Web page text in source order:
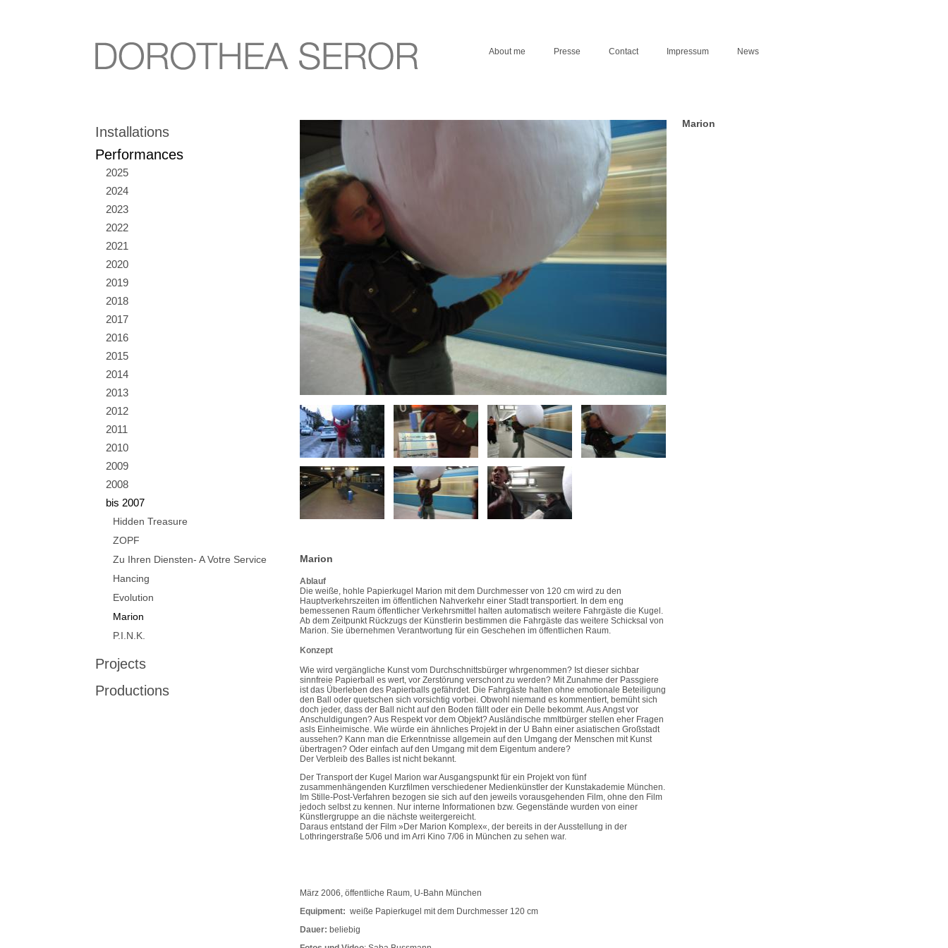
About me Presse Contact Impressum News
Installations
Performances
2025
2024
2023
2022
2021
2020
2019
2018
2017
2016
2015
2014
2013
2012
2011
2010
2009
2008
bis 2007
Hidden Treasure
ZOPF
Zu Ihren Diensten- A Votre Service
Hancing
Evolution
Marion
P.I.N.K.
Projects
Productions
Marion
Marion
Ablauf
Die weiße, hohle Papierkugel Marion mit dem Durchmesser von 120 cm wird zu den
Hauptverkehrszeiten im öffentlichen Nahverkehr einer Stadt transportiert. In dem eng
bemessenen Raum öffentlicher Verkehrsmittel halten automatisch weitere Fahrgäste die Kugel.
Ab dem Zeitpunkt Rückzugs der Künstlerin bestimmen die Fahrgäste das weitere Schicksal von
Marion. Sie übernehmen Verantwortung für ein Geschehen im öffentlichen Raum.
Konzept
Wie wird vergängliche Kunst vom Durchschnittsbürger whrgenommen? Ist dieser sichbar
sinnfreie Papierball es wert, vor Zerstörung verschont zu werden? Mit Zunahme der Passgiere
ist das Überleben des Papierballs gefährdet. Die Fahrgäste halten ohne emotionale Beteiligung
den Ball oder quetschen sich vorsichtig vorbei. Obwohl niemand es kommentiert, bemüht sich
doch jeder, dass der Ball nicht auf den Boden fällt oder ein Delle bekommt. Aus Angst vor
Anschuldigungen? Aus Respekt vor dem Objekt? Ausländische mmItbürger stellen eher Fragen
asls Einheimische. Wie würde ein ähnliches Projekt in der U Bahn einer asiatischen Großstadt
aussehen? Kann man die Erkenntnisse allgemein auf den Umgang der Menschen mit Kunst
übertragen? Oder einfach auf den Umgang mit dem Eigentum andere?
Der Verbleib des Balles ist nicht bekannt.
Der Transport der Kugel Marion war Ausgangspunkt für ein Projekt von fünf
zusammenhängenden Kurzfilmen verschiedener Medienkünstler der Kunstakademie München.
Im Stille-Post-Verfahren bezogen sie sich auf den jeweils vorausgehenden Film, ohne den Film
jedoch selbst zu kennen. Nur interne Informationen bzw. Gegenstände wurden von einer
Künstlergruppe an die nächste weitergereicht.
Daraus entstand der Film »Der Marion Komplex«, der bereits in der Ausstellung in der
Lothringerstraße 5/06 und im Arri Kino 7/06 in München zu sehen war.
März 2006, öffentliche Raum, U-Bahn München
Equipment: weiße Papierkugel mit dem Durchmesser 120 cm
Dauer: beliebig